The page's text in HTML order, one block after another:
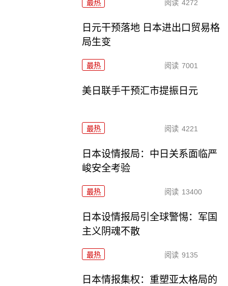
最热 阅读 4272
日元干预落地 日本进出口贸易格
局生变
最热 阅读 7001
美日联手干预汇市提振日元
最热 阅读 4221
日本设情报局：中日关系面临严
峻安全考验
最热 阅读 13400
日本设情报局引全球警惕：军国
主义阴魂不散
最热 阅读 9135
日本情报集权：重塑亚太格局的